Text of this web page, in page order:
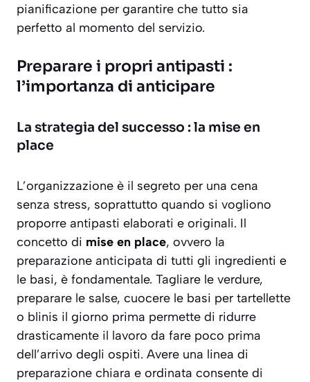
pianificazione per garantire che tutto sia
perfetto al momento del servizio.
Preparare i propri antipasti :
l’importanza di anticipare
La strategia del successo : la mise en
place
L’organizzazione è il segreto per una cena
senza stress, soprattutto quando si vogliono
proporre antipasti elaborati e originali. Il
concetto di mise en place, ovvero la
preparazione anticipata di tutti gli ingredienti e
le basi, è fondamentale. Tagliare le verdure,
preparare le salse, cuocere le basi per tartellette
o blinis il giorno prima permette di ridurre
drasticamente il lavoro da fare poco prima
dell’arrivo degli ospiti. Avere una linea di
preparazione chiara e ordinata consente di